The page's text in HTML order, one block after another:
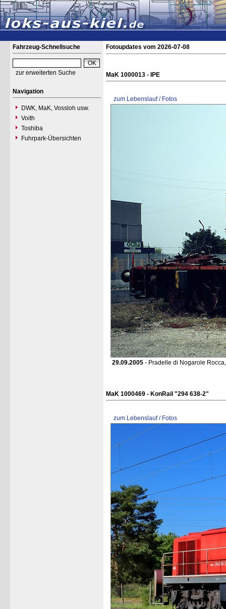
Fahrzeug-Schnellsuche
zur erweiterten Suche
Navigation
DWK, MaK, Vossloh usw.
Voith
Toshiba
Fuhrpark-Übersichten
Fotoupdates vom 2026-07-08
MaK 1000013 - IPE
zum Lebenslauf / Fotos
29.09.2005 - Pradelle di Nogarole
MaK 1000469 - KonRail "294 638-2"
zum Lebenslauf / Fotos